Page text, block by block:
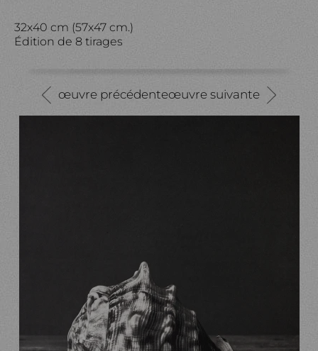
32x40 cm (57x47 cm.)
Édition de 8 tirages
œuvre précédenteœuvre suivante